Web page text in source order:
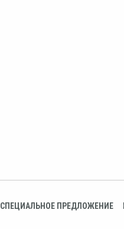
СПЕЦИАЛЬНОЕ ПРЕДЛОЖЕНИЕ